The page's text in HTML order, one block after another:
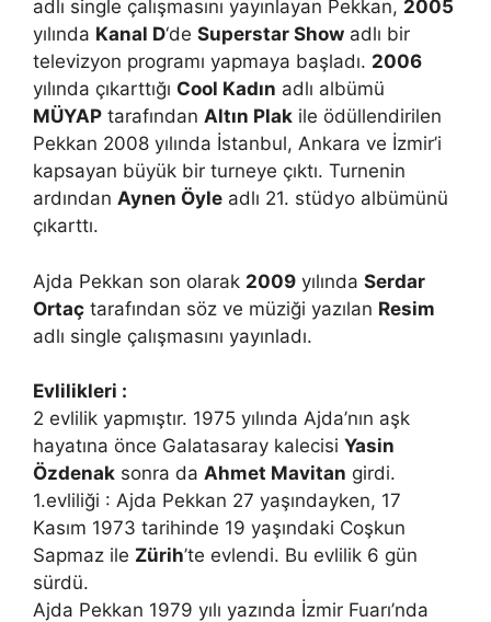
adlı single çalışmasını yayınlayan Pekkan, 2005
yılında Kanal D‘de Superstar Show adlı bir
televizyon programı yapmaya başladı. 2006
yılında çıkarttığı Cool Kadın adlı albümü
MÜYAP tarafından Altın Plak ile ödüllendirilen
Pekkan 2008 yılında İstanbul, Ankara ve İzmir’i
kapsayan büyük bir turneye çıktı. Turnenin
ardından Aynen Öyle adlı 21. stüdyo albümünü
çıkarttı.
Ajda Pekkan son olarak 2009 yılında Serdar
Ortaç tarafından söz ve müziği yazılan Resim
adlı single çalışmasını yayınladı.
Evlilikleri :
2 evlilik yapmıştır. 1975 yılında Ajda’nın aşk
hayatına önce Galatasaray kalecisi Yasin
Özdenak sonra da Ahmet Mavitan girdi.
1.evliliği : Ajda Pekkan 27 yaşındayken, 17
Kasım 1973 tarihinde 19 yaşındaki Coşkun
Sapmaz ile Zürih’te evlendi. Bu evlilik 6 gün
sürdü.
Ajda Pekkan 1979 yılı yazında İzmir Fuarı’nda